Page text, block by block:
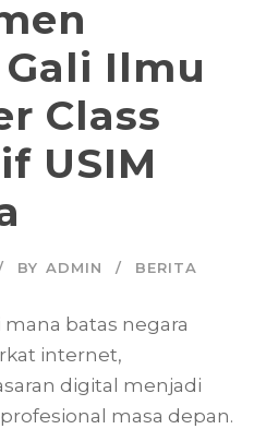
Ilmu
Class
USIM
BY ADMIN BERITA
mana batas negara
internet,
digital menjadi
masa depan.